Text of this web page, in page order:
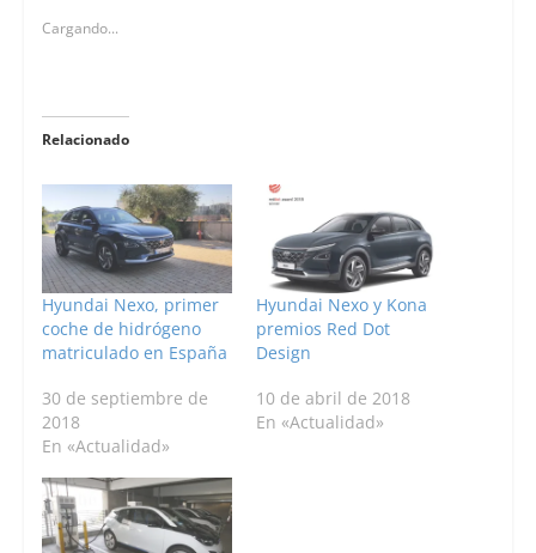
Cargando...
Relacionado
Hyundai Nexo, primer
coche de hidrógeno
matriculado en España
30 de septiembre de
2018
En «Actualidad»
Hyundai Nexo y Kona
premios Red Dot
Design
10 de abril de 2018
En «Actualidad»